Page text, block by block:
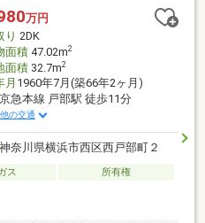
1316の浴室には浴室換気乾燥
、ストック類の収納が可能な
万円
り 2DK
面積47.02m2
面積32.7m2
月 1960年7月(築66年2ヶ月)
京急本線 戸部駅 徒歩11分
の交通
神奈川県横浜市西区西戸部町２
ス
所有権